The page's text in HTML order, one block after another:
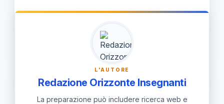
motivazione che non migliorano con
interventi semplici possono indicare
la necessità di valutazione; consultare
un insegnante o uno specialista
qualificato.
L'AUTORE
Redazione Orizzonte Insegnanti
La preparazione può includere ricerca web e